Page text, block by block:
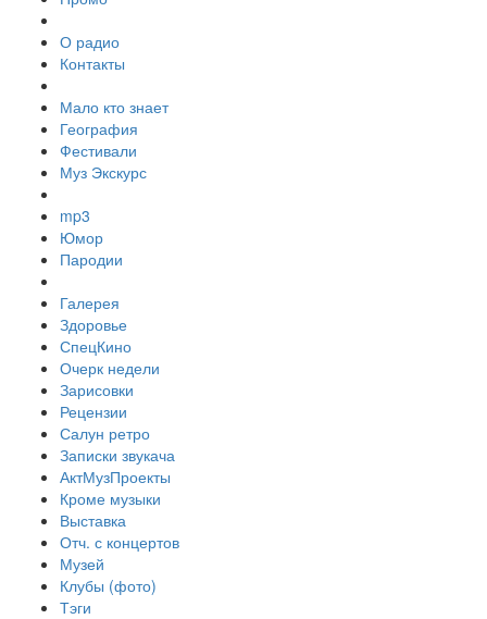
О радио
Контакты
Мало кто знает
География
Фестивали
Муз Экскурс
mp3
Юмор
Пародии
Галерея
Здоровье
СпецКино
Очерк недели
Зарисовки
Рецензии
Салун ретро
Записки звукача
АктМузПроекты
Кроме музыки
Выставка
Отч. с концертов
Музей
Клубы (фото)
Тэги